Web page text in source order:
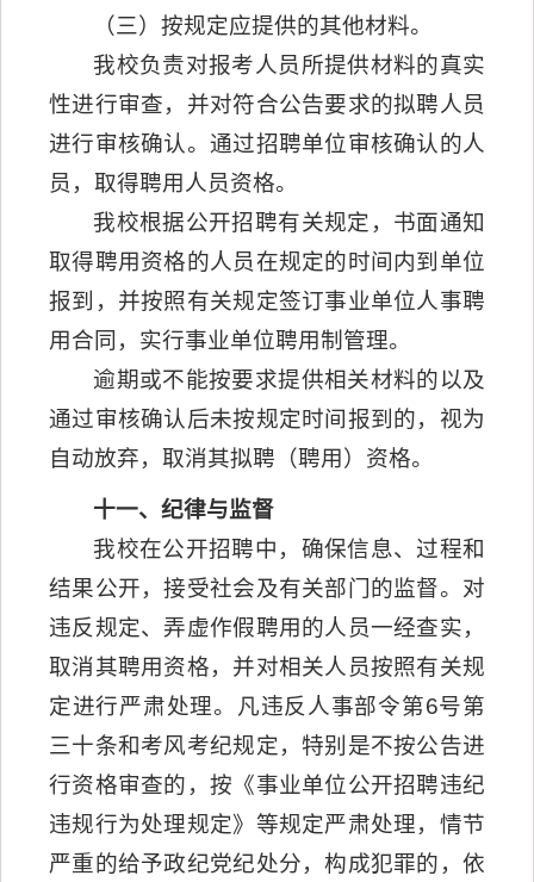
（三）按规定应提供的其他材料。
我校负责对报考人员所提供材料的真实
性进行审查，并对符合公告要求的拟聘人员
进行审核确认。通过招聘单位审核确认的人
员，取得聘用人员资格。
我校根据公开招聘有关规定，书面通知
取得聘用资格的人员在规定的时间内到单位
报到，并按照有关规定签订事业单位人事聘
用合同，实行事业单位聘用制管理。
逾期或不能按要求提供相关材料的以及
通过审核确认后未按规定时间报到的，视为
自动放弃，取消其拟聘（聘用）资格。
十一、纪律与监督
我校在公开招聘中，确保信息、过程和
结果公开，接受社会及有关部门的监督。对
违反规定、弄虚作假聘用的人员一经查实，
取消其聘用资格，并对相关人员按照有关规
定进行严肃处理。凡违反人事部令第6号第
三十条和考风考纪规定，特别是不按公告进
行资格审查的，按《事业单位公开招聘违纪
违规行为处理规定》等规定严肃处理，情节
严重的给予政纪党纪处分，构成犯罪的，依